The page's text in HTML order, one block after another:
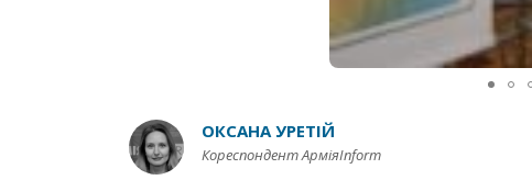
ОКСАНА УРЕТІЙ
Кореспондент АрміяInform